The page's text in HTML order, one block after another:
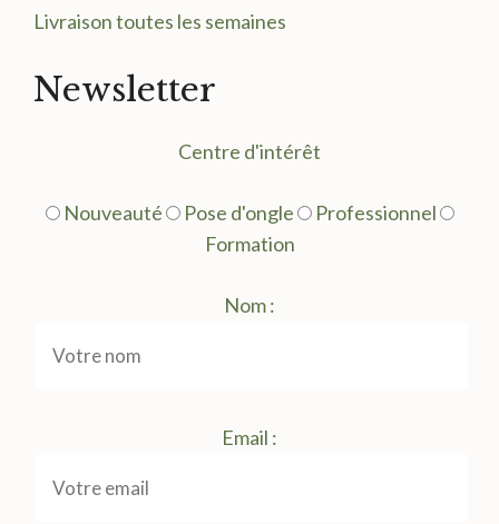
Livraison toutes les semaines
Newsletter
Centre d'intérêt
Nouveauté Pose d'ongle
Professionnel
Formation
Nom :
Email :